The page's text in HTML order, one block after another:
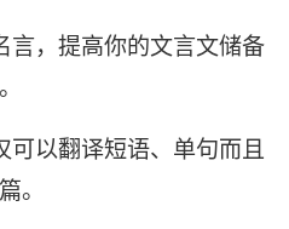
言，提高你的文言文储备
可以翻译短语、单句而且
。